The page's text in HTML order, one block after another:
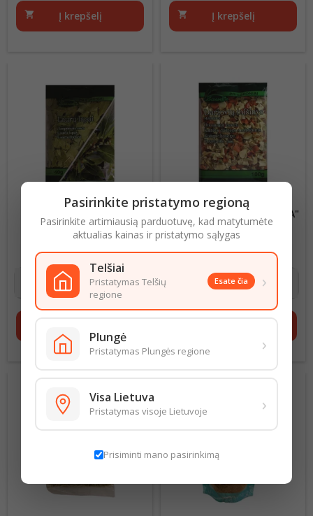
shopping_cart Į krepšelį shopping_cart Į krepšelį
0,79 €
DARŽOVIŲ MIŠINYS"SAUDA"
(STAMBUS) 100G
9,90 € už 1 kg
Pasirinkite pristatymo regioną
Pasirinkite artimiausią parduotuvę, kad matytumėte
aktualias kainas ir pristatymo sąlygas
Telšiai
Pristatymas Telšių
regione
Esate čia ›
Plungė
Pristatymas Plungės regione ›
Visa Lietuva
Pristatymas visoje Lietuvoje ›
Prisiminti mano pasirinkimą